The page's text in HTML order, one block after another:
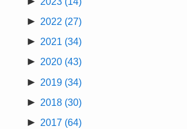
► 2022 (27)
► 2021 (34)
► 2020 (43)
► 2019 (34)
► 2018 (30)
► 2017 (64)